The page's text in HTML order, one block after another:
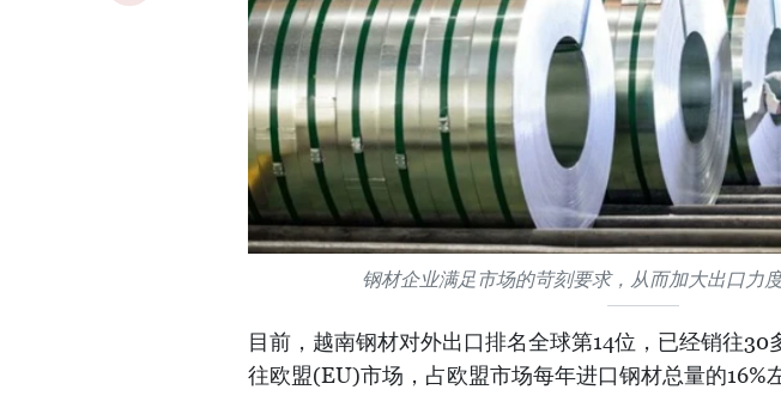
钢材企业满足市场的苛刻要求，从而加大出口力
目前，越南钢材对外出口排名全球第14位，已经销往30
往欧盟(EU)市场，占欧盟市场每年进口钢材总量的16%